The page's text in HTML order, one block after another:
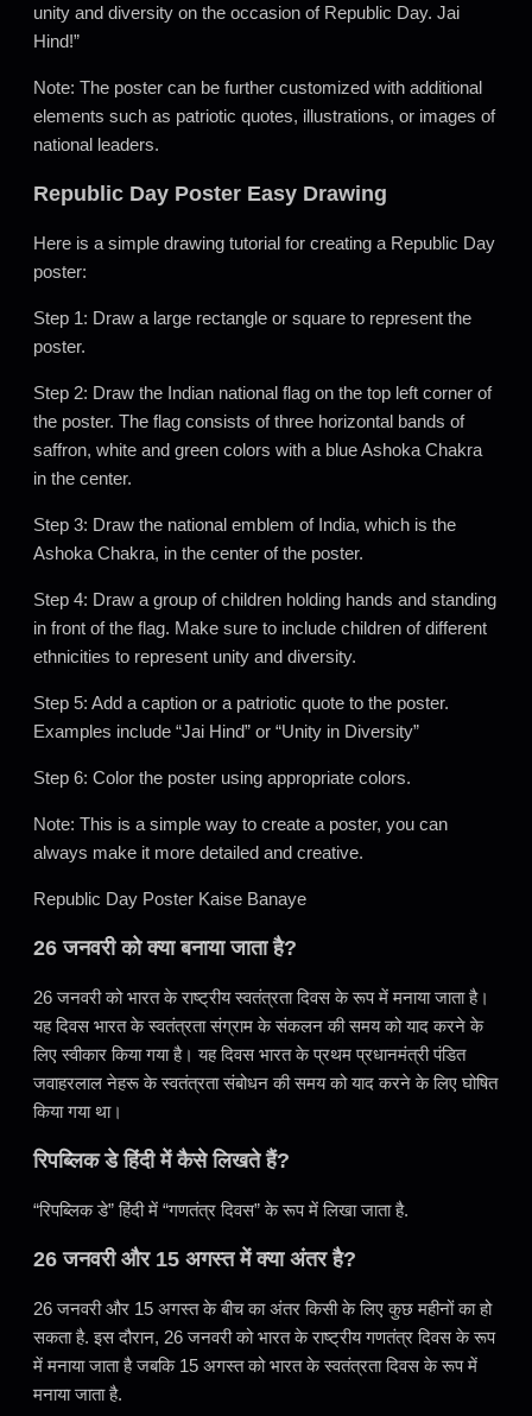
unity and diversity on the occasion of Republic Day. Jai
Hind!”
Note: The poster can be further customized with additional
elements such as patriotic quotes, illustrations, or images of
national leaders.
Republic Day Poster Easy Drawing
Here is a simple drawing tutorial for creating a Republic Day
poster:
Step 1: Draw a large rectangle or square to represent the
poster.
Step 2: Draw the Indian national flag on the top left corner of
the poster. The flag consists of three horizontal bands of
saffron, white and green colors with a blue Ashoka Chakra
in the center.
Step 3: Draw the national emblem of India, which is the
Ashoka Chakra, in the center of the poster.
Step 4: Draw a group of children holding hands and standing
in front of the flag. Make sure to include children of different
ethnicities to represent unity and diversity.
Step 5: Add a caption or a patriotic quote to the poster.
Examples include “Jai Hind” or “Unity in Diversity”
Step 6: Color the poster using appropriate colors.
Note: This is a simple way to create a poster, you can
always make it more detailed and creative.
Republic Day Poster Kaise Banaye
26 जनवरी को क्या बनाया जाता है?
26 जनवरी को भारत के राष्ट्रीय स्वतंत्रता दिवस के रूप में मनाया जाता है।
यह दिवस भारत के स्वतंत्रता संग्राम के संकलन की समय को याद करने के
लिए स्वीकार किया गया है। यह दिवस भारत के प्रथम प्रधानमंत्री पंडित
जवाहरलाल नेहरू के स्वतंत्रता संबोधन की समय को याद करने के लिए घोषित
किया गया था।
रिपब्लिक डे हिंदी में कैसे लिखते हैं?
“रिपब्लिक डे” हिंदी में “गणतंत्र दिवस” के रूप में लिखा जाता है.
26 जनवरी और 15 अगस्त में क्या अंतर है?
26 जनवरी और 15 अगस्त के बीच का अंतर किसी के लिए कुछ महीनों का हो
सकता है. इस दौरान, 26 जनवरी को भारत के राष्ट्रीय गणतंत्र दिवस के रूप
में मनाया जाता है जबकि 15 अगस्त को भारत के स्वतंत्रता दिवस के रूप में
मनाया जाता है.